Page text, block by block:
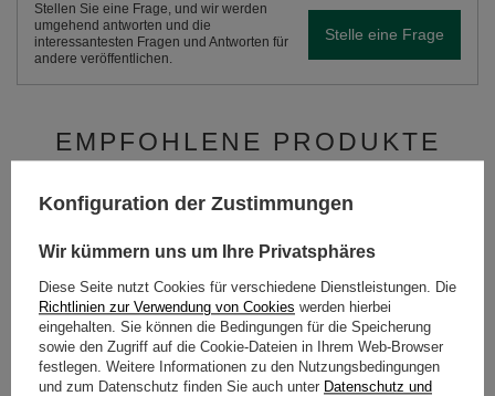
Stellen Sie eine Frage, und wir werden
umgehend antworten und die
interessantesten Fragen und Antworten für
andere veröffentlichen.
Stelle eine Frage
EMPFOHLENE PRODUKTE
(27,98 € / kg)
Konfiguration der Zustimmungen
Wir kümmern uns um Ihre Privatsphäres
Diese Seite nutzt Cookies für verschiedene Dienstleistungen. Die
Richtlinien zur Verwendung von Cookies werden hierbei
eingehalten. Sie können die Bedingungen für die Speicherung
sowie den Zugriff auf die Cookie-Dateien in Ihrem Web-Browser
festlegen. Weitere Informationen zu den Nutzungsbedingungen
und zum Datenschutz finden Sie auch unter Datenschutz und